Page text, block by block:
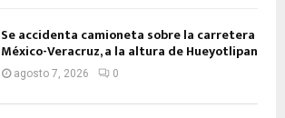
Se accidenta camioneta sobre la carretera
México-Veracruz, a la altura de Hueyotlipan
agosto 7, 2026 0